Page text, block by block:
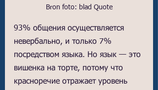
Bron foto: blad Quote
93% общения осуществляется
невербально, и только 7%
посредством языка. Но язык — это
вишенка на торте, потому что
красноречие отражает уровень